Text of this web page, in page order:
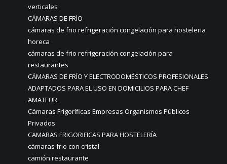
verticales
CÁMARAS DE FRÍO
cámaras de frio refrigeración congelación para hosteleria
horeca
cámaras de frio refrigeración congelación para
restaurantes
CÁMARAS DE FRÍO Y ELECTRODOMÉSTICOS PROFESIONALES
ADAPTADOS PARA EL USO EN DOMICILIOS PARA CHEF
AMATEUR.
Cámaras Frigoríficas Empresas Organismos Públicos
Privados
CAMARAS FRIGORIFICAS PARA HOSTELERÍA
cámaras frio con cristal
camión restaurante